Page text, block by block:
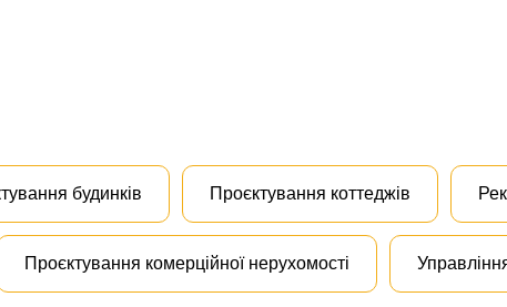
будинків Проєктування коттеджів
Проєктування комерційної нерухомості